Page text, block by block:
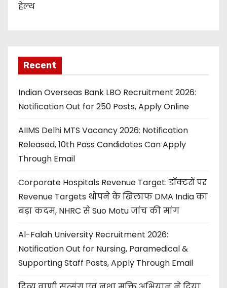
हेल्थ
Recent
Indian Overseas Bank LBO Recruitment 2026:
Notification Out for 250 Posts, Apply Online
AIIMS Delhi MTS Vacancy 2026: Notification
Released, 10th Pass Candidates Can Apply
Through Email
Corporate Hospitals Revenue Target: डॉक्टरों पर
Revenue Targets थोपने के खिलाफ DMA India का
बड़ा कदम, NHRC से Suo Motu जांच की मांग
Al-Falah University Recruitment 2026:
Notification Out for Nursing, Paramedical &
Supporting Staff Posts, Apply Through Email